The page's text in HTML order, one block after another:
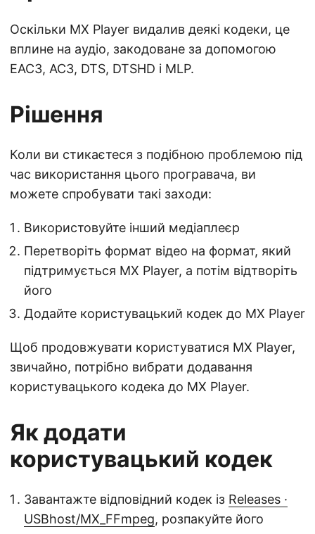
Оскільки MX Player видалив деякі кодеки, це
вплине на аудіо, закодоване за допомогою
EAC3, AC3, DTS, DTSHD і MLP.
Рішення
Коли ви стикаєтеся з подібною проблемою під
час використання цього програвача, ви
можете спробувати такі заходи:
Використовуйте інший медіаплеєр
Перетворіть формат відео на формат, який
підтримується MX Player, а потім відтворіть
його
Додайте користувацький кодек до MX Player
Щоб продовжувати користуватися MX Player,
звичайно, потрібно вибрати додавання
користувацького кодека до MX Player.
Як додати
користувацький кодек
Завантажте відповідний кодек із Releases ·
USBhost/MX_FFmpeg, розпакуйте його